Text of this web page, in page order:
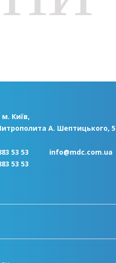
м. Київ,
А. Шептицького, 5
53 53
53 53
info@mdc.com.ua